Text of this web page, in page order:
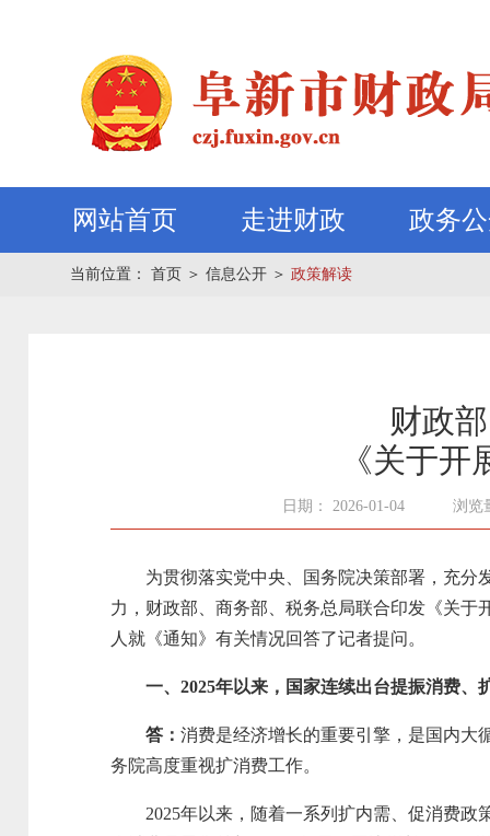
网站首页 走进财政 政务
当前位置： 首页 ＞ 信息公开 ＞ 政策解读
财政
《关于
日期： 2026-01-04 浏览
为贯彻落实党中央、国务院决策部署，充分发
力，财政部、商务部、税务总局联合印发《关
人就《通知》有关情况回答了记者提问。
一、2025年以来，国家连续出台提振消费
答： 消费是经济增长的重要引擎，是国内大
务院高度重视扩消费工作。
2025年以来，随着一系列扩内需、促消费政